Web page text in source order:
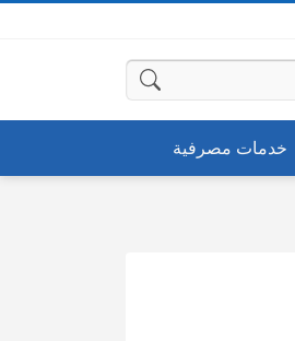
خدمات مصرفية